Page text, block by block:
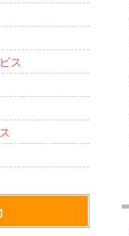
ス